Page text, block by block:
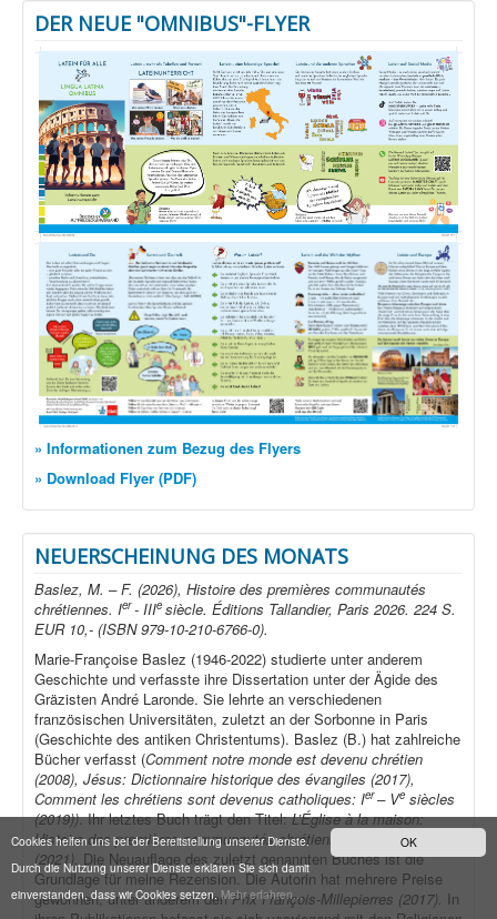
OK
Cookies helfen uns bei der Bereitstellung unserer Dienste.
Durch die Nutzung unserer Dienste erklären Sie sich damit
einverstanden, dass wir Cookies setzen.Mehr erfahren...
DER NEUE "OMNIBUS"-FLYER
» Informationen zum Bezug des Flyers
» Download Flyer (PDF)
NEUERSCHEINUNG DES MONATS
Baslez, M. – F. (2026), Histoire des premières communautés
chrétiennes. Ier- IIIe siècle. Éditions Tallandier, Paris 2026. 224 S.
EUR 10,- (ISBN 979-10-210-6766-0).
Marie-Françoise Baslez (1946-2022) studierte unter anderem
Geschichte und verfasste ihre Dissertation unter der Ägide des
Gräzisten André Laronde. Sie lehrte an verschiedenen
französischen Universitäten, zuletzt an der Sorbonne in Paris
(Geschichte des antiken Christentums). Baslez (B.) hat zahlreiche
Bücher verfasst (Comment notre monde est devenu chrétien
(2008), Jésus: Dictionnaire historique des évangiles (2017),
Comment les chrétiens sont devenus catholiques: Ier– Ve siècles
(2019)). Ihr letztes Buch trägt den Titel:L’Église à la maison:
Histoire des premières communautés chrétiennes (I
– III siècle)
(2021). Die Neuauflage des zuletzt genannten Buches ist die
Grundlage für meine Rezension. Die Autorin hat mehrere Preise
gewonnen, unter anderem denPrix François-Millepierres (2017). In